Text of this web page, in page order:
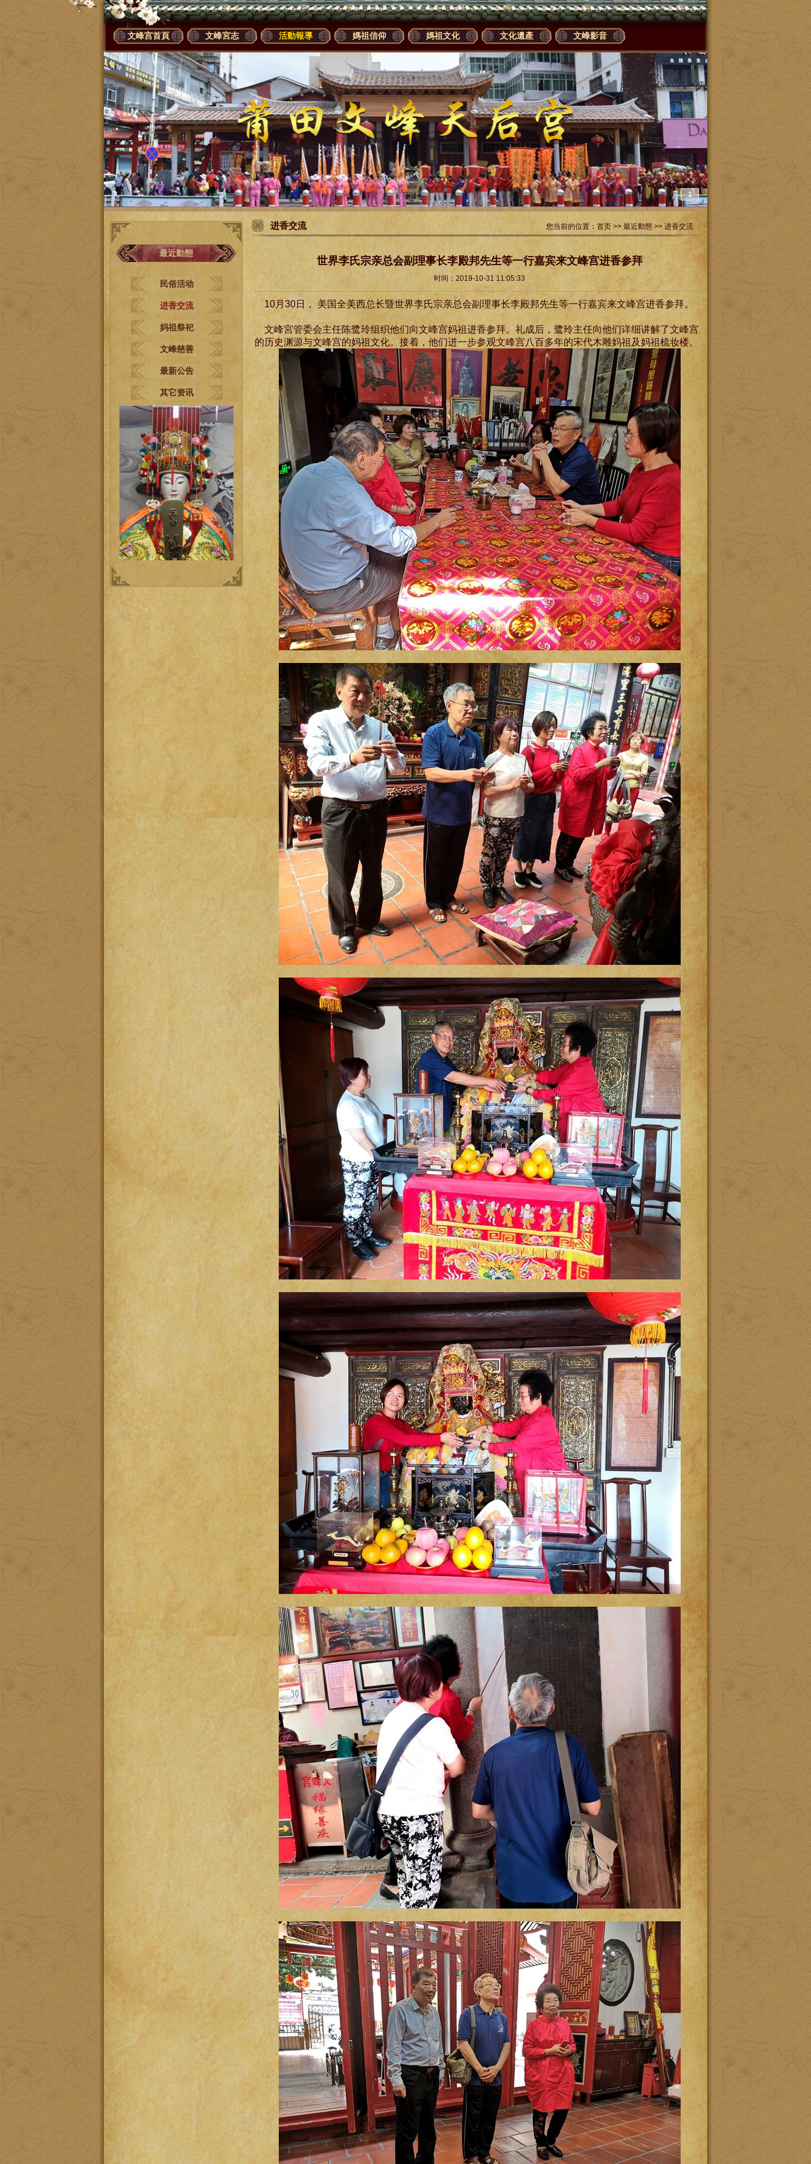
文峰宫首頁 文峰宮志 活動報導 媽祖信仰 媽祖文化 文化遺產 文峰影音
1
最近動態
民俗活动
进香交流
妈祖祭祀
文峰慈善
最新公告
其它资讯
进香交流 您当前的位置： 首页 >> 最近動態 >> 进香交流
世界李氏宗亲总会副理事长李殿邦先生等一行嘉宾来文峰宫进香参拜
时间：2019-10-31 11:05:33
10月30日， 美国全美西总长暨世界李氏宗亲总会副理事长李殿邦先生等一行嘉宾来文峰宫进香参拜。
文峰宮管委会主任陈鹭玲组织他们向文峰宫妈祖进香参拜。礼成后，鹭玲主任向他们详细讲解了文峰宫
的历史渊源与文峰宫的妈祖文化。接着，他们进一步参观文峰宫八百多年的宋代木雕妈祖及妈祖梳妆楼。